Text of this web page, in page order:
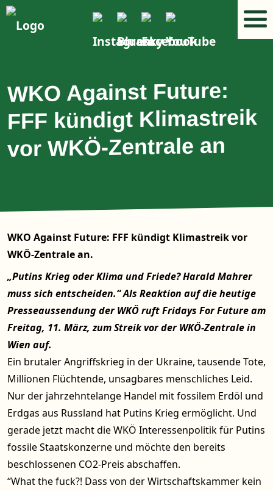
WKO Against Future:
FFF kündigt Klimastreik
vor WKÖ-Zentrale an
WKO Against Future: FFF kündigt Klimastreik vor
WKÖ-Zentrale an.
„Putins Krieg oder Klima und Friede? Harald Mahrer
muss sich entscheiden.“ Als Reaktion auf die heutige
Presseaussendung der WKÖ ruft Fridays For Future am
Freitag, 11. März, zum Streik vor der WKÖ-Zentrale in
Wien auf.
Ein brutaler Angriffskrieg in der Ukraine, tausende Tote,
Millionen Flüchtende, unsagbares menschliches Leid.
Nur der jahrzehntelange Handel mit fossilem Erdöl und
Erdgas aus Russland hat Putins Krieg ermöglicht. Und
gerade jetzt macht die WKÖ Interessenpolitik für Putins
fossile Staatskonzerne und möchte den bereits
beschlossenen CO2-Preis abschaffen.
“What the fuck?! Dass von der Wirtschaftskammer kein